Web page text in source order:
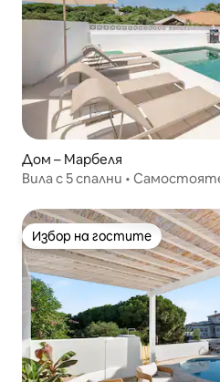
Дом – Марбеля
Вила с 5 спални •
Избор на гостите
Избор на гостите